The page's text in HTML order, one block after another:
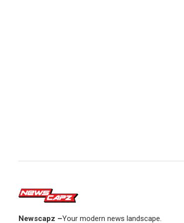
Newscapz –Your modern news landscape.